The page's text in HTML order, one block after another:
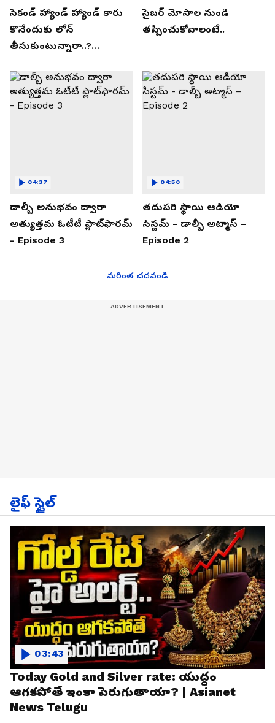
సెకండ్ హ్యాండ్ హ్యాండ్ కారు
కొనేందుకు లోన్
తీసుకుంటున్నారా..?
తెలుసుకోండి..!
సైబర్ మోసాల నుండి
తప్పించుకోవాలంటే..
డాల్బీ అనుభవం ద్వారా
అత్యుత్తమ ఓటీటీ ప్లాట్‌ఫారమ్
- Episode 3
04:37
తదుపరి స్థాయి ఆడియో
సిస్టమ్ - డాల్బీ అట్మాస్ –
Episode 2
04:50
మరింత చదవండి
లైఫ్ స్టైల్
Today Gold and Silver rate: యుద్ధం
ఆగకపోతే ఇంకా పెరుగుతాయా? | Asianet
News Telugu
03:43